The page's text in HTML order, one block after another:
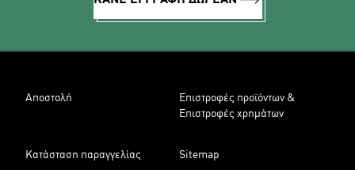
Αποστολή
Επιστροφές προϊόντων &
Επιστροφές χρημάτων
Κατάσταση παραγγελίας Sitemap